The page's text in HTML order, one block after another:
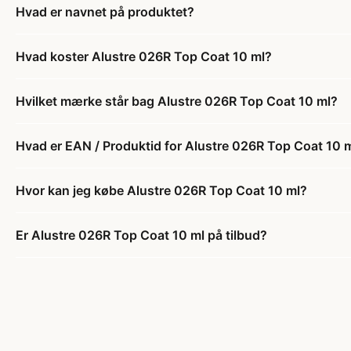
Hvad er navnet på produktet?
Hvad koster Alustre 026R Top Coat 10 ml?
Hvilket mærke står bag Alustre 026R Top Coat 10 ml?
Hvad er EAN / Produktid for Alustre 026R Top Coat 10
Hvor kan jeg købe Alustre 026R Top Coat 10 ml?
Er Alustre 026R Top Coat 10 ml på tilbud?